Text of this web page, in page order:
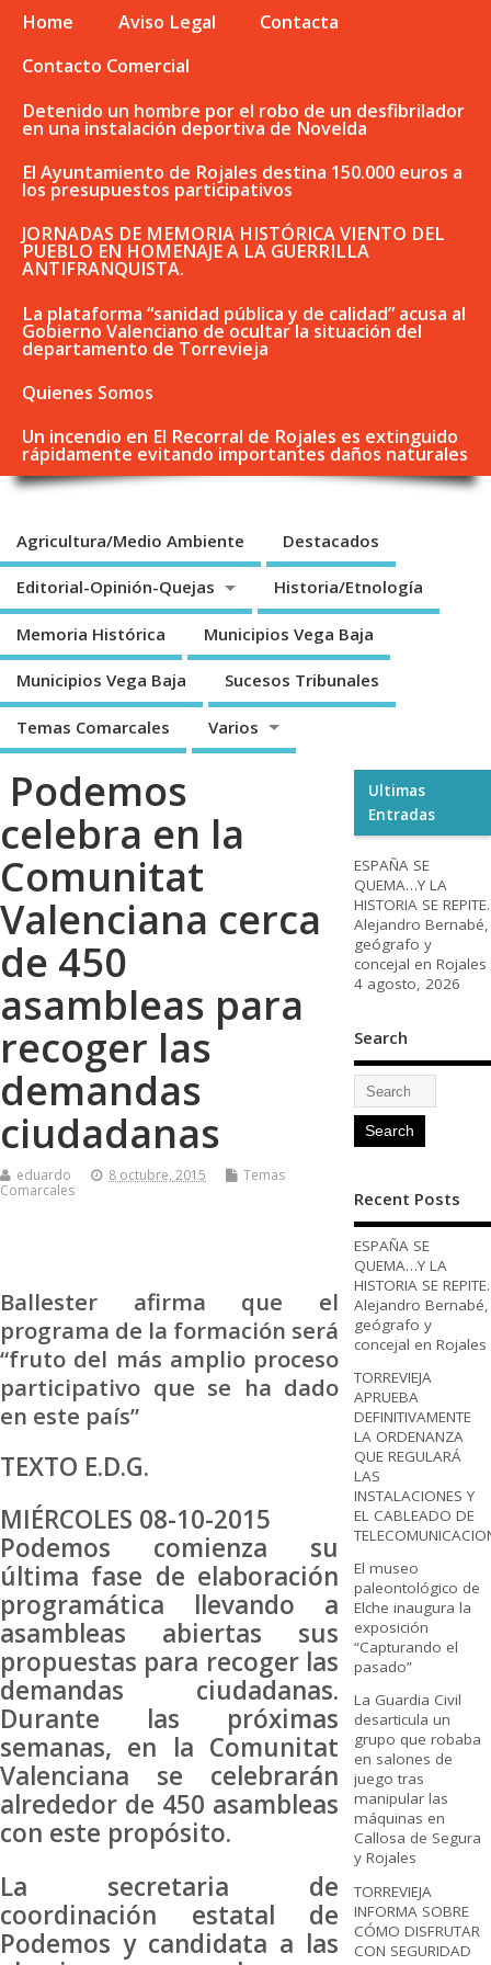
Home Aviso Legal
Contacta
Contacto Comercial
Detenido un hombre por el robo de un desfibrilador
en una instalación deportiva de Novelda
El Ayuntamiento de Rojales destina 150.000 euros a
los presupuestos participativos
JORNADAS DE MEMORIA HISTÓRICA VIENTO DEL
PUEBLO EN HOMENAJE A LA GUERRILLA
ANTIFRANQUISTA.
La plataforma “sanidad pública y de calidad” acusa al
Gobierno Valenciano de ocultar la situación del
departamento de Torrevieja
Quienes Somos
Un incendio en El Recorral de Rojales es extinguido
rápidamente evitando importantes daños naturales
Agricultura/Medio Ambiente Destacados
Editorial-Opinión-Quejas Historia/Etnología
Memoria Histórica Municipios Vega Baja
Municipios Vega Baja Sucesos Tribunales
Temas Comarcales Varios
Podemos
celebra en la
Comunitat
Valenciana cerca
de 450
asambleas para
recoger las
demandas
ciudadanas
eduardo 8 octubre, 2015
Temas
Comarcales
Ballester afirma que el
programa de la formación será
“fruto del más amplio proceso
participativo que se ha dado
en este país”
TEXTO E.D.G.
MIÉRCOLES 08-10-2015
Podemos comienza su
última fase de elaboración
programática llevando a
asambleas abiertas sus
propuestas para recoger las
demandas ciudadanas.
Durante las próximas
semanas, en la Comunitat
Valenciana se celebrarán
alrededor de 450 asambleas
con este propósito.
La secretaria de
coordinación estatal de
Podemos y candidata a las
Ultimas
Entradas
ESPAÑA SE
QUEMA…Y LA
HISTORIA SE REPITE.
Alejandro Bernabé,
geógrafo y
concejal en Rojales
4 agosto, 2026
Search
Recent Posts
ESPAÑA SE
QUEMA…Y LA
HISTORIA SE REPITE.
Alejandro Bernabé,
geógrafo y
concejal en Rojales
TORREVIEJA
APRUEBA
DEFINITIVAMENTE
LA ORDENANZA
QUE REGULARÁ
LAS
INSTALACIONES Y
EL CABLEADO DE
El museo
paleontológico de
Elche inaugura la
exposición
“Capturando el
pasado”
La Guardia Civil
desarticula un
grupo que robaba
en salones de
juego tras
manipular las
máquinas en
Callosa de Segura
y Rojales
TORREVIEJA
INFORMA SOBRE
CÓMO DISFRUTAR
CON SEGURIDAD